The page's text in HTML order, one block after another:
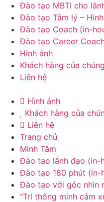
Đào tạo MBTI cho
Đào tạo Tâm lý –
Đào tạo Coach (in-
Đào tạo Career
Hình ảnh
Khách hàng của
Liên hệ
Hình ảnh
Khách hàng của
Liên hệ
Trang chủ
Minh Tâm
Đào tạo lãnh đạo (in-
Đào tạo 180 phút (in-
Đào tạo với góc nhìn
“Trí thông minh cảm